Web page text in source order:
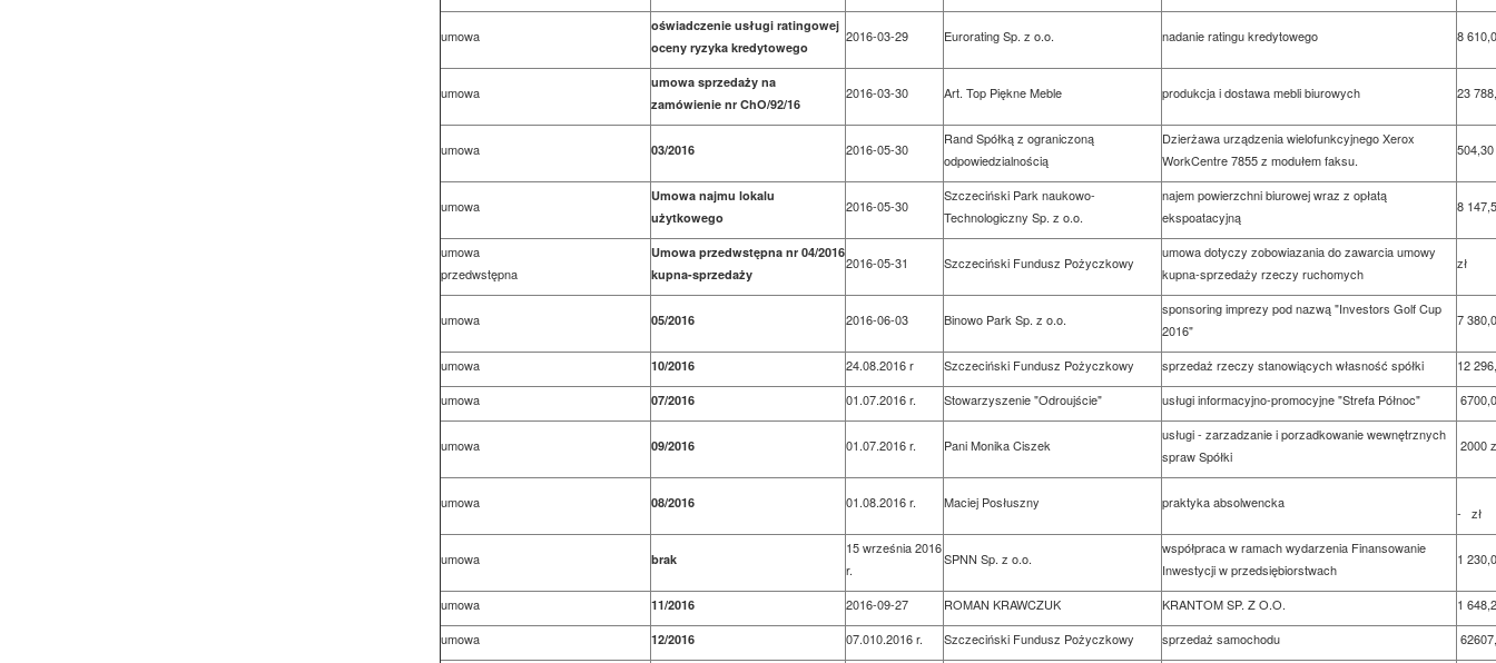
umowa
oświadczenie usługi ratingowej
oceny ryzyka kredytowego
2016-03-29 Eurorating Sp. z o.o. nadanie ratingu kredytowego 8
umowa
umowa sprzedaży na
zamówienie nr ChO/92/16
2016-03-30 Art. Top Piękne Meble produkcja i dostawa mebli biurowych 23
umowa 03/2016 2016-05-30
Rand Spółką z ograniczoną
odpowiedzialnością
Dzierżawa urządzenia wielofunkcyjnego Xerox
WorkCentre 7855 z modułem faksu.
504,30
umowa
Umowa najmu lokalu
użytkowego
2016-05-30
Szczeciński Park naukowo-
Technologiczny Sp. z o.o.
najem powierzchni biurowej wraz z opłatą
ekspoatacyjną
8
umowa
przedwstępna
Umowa przedwstępna nr 04/2016
kupna-sprzedaży
2016-05-31 Szczeciński Fundusz Pożyczkowy
umowa dotyczy zobowiazania do zawarcia umowy
kupna-sprzedaży rzeczy ruchomych
zł
umowa 05/2016 2016-06-03 Binowo Park Sp. z o.o.
sponsoring imprezy pod nazwą "Investors Golf Cup
2016"
7
umowa 10/2016 24.08.2016 r Szczeciński Fundusz Pożyczkowy sprzedaż rzeczy stanowiących własność spółki
12
umowa
07/2016 01.07.2016 r. Stowarzyszenie "Odroujście" usługi informacyjno-promocyjne "Strefa Północ"
umowa 09/2016 01.07.2016 r. Pani Monika Ciszek
usługi - zarzadzanie i porzadkowanie wewnętrznych
spraw Spółki
2000
umowa 08/2016 01.08.2016 r. Maciej Posłuszny praktyka absolwencka
- zł
umowa brak
15 września 2016
r.
SPNN Sp. z o.o.
współpraca w ramach wydarzenia Finansowanie
Inwestycji w przedsiębiorstwach
1
umowa 11/2016 2016-09-27 ROMAN KRAWCZUK KRANTOM SP. Z O.O.
1
umowa
12/2016 07.010.2016 r. Szczeciński Fundusz Pożyczkowy sprzedaż samochodu